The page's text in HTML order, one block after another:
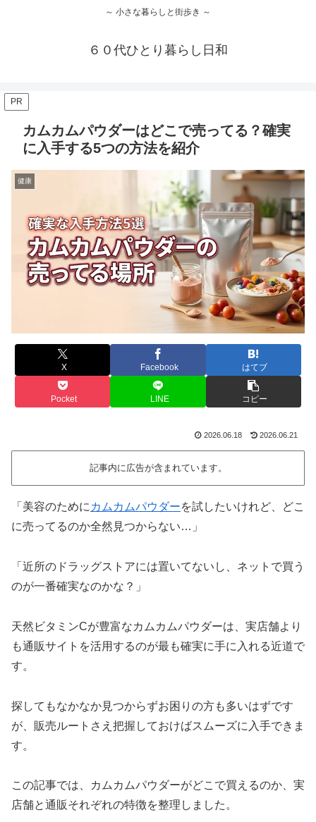
～ 小さな暮らしと街歩き ～
６０代ひとり暮らし日和
PR
カムカムパウダーはどこで売ってる？確実
に入手する5つの方法を紹介
健康
X Facebook はてブ
Pocket LINE コピー
2026.06.18 2026.06.21
記事内に広告が含まれています。
「美容のために カムカムパウダーを試したいけれど、どこ
に売ってるのか全然見つからない…」
「近所のドラッグストアには置いてないし、ネットで買う
のが一番確実なのかな？」
天然ビタミンCが豊富なカムカムパウダーは、実店舗より
も通販サイトを活用するのが最も確実に手に入れる近道で
す。
探してもなかなか見つからずお困りの方も多いはずです
が、販売ルートさえ把握しておけばスムーズに入手できま
す。
この記事では、カムカムパウダーがどこで買えるのか、実
店舗と通販それぞれの特徴を整理しました。